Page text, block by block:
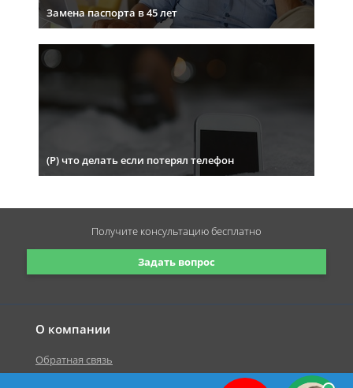
Замена паспорта в 45 лет
(Р) что делать если потерял телефон
О компании
Обратная связь
Задать вопрос
Получите консультациюбесплатно